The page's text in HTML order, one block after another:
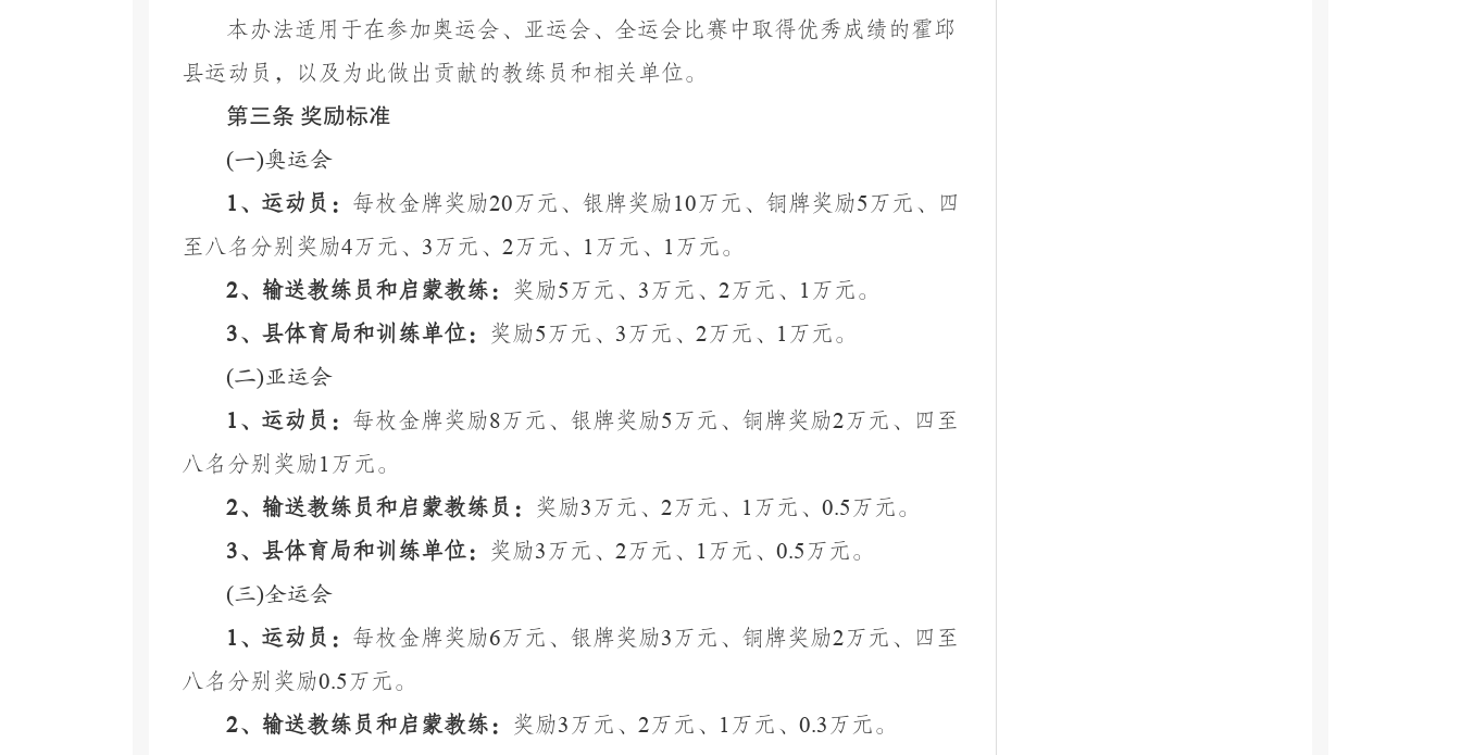
本办法适用于在参加奥运会、亚运会、全运会比赛中取得优秀成绩的霍邱
县运动员，以及为此做出贡献的教练员和相关单位。
第三条 奖励标准
(一)奥运会
1 、运动员： 每枚金牌奖励20万元、银牌奖励10万元、铜牌奖励5 万元、四
至八名分别奖励4万元、 3 万元、 2万元、 1 万元、 1 万元。
2、输送教练员和启蒙教练： 奖励5 万元、 3 万元、 2万元、 1 万元。
3、县体育局和训练单位： 奖励5 万元、 3 万元、 2万元、 1 万元。
(二)亚运会
1 、运动员： 每枚金牌奖励8万元、银牌奖励5 万元、铜牌奖励2万元、四至
八名分别奖励1 万元。
2、输送教练员和启蒙教练员： 奖励3 万元、 2万元、 1 万元、 0.5 万元。
3、县体育局和训练单位： 奖励3 万元、 2万元、 1 万元、 0.5 万元。
(三)全运会
1 、运动员： 每枚金牌奖励6万元、银牌奖励3 万元、铜牌奖励2万元、四至
八名分别奖励0.5 万元。
2、输送教练员和启蒙教练： 奖励3 万元、 2万元、 1 万元、 0.3 万元。